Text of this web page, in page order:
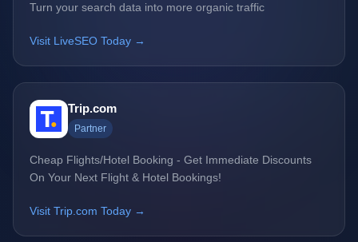
Turn your search data into more organic traffic
Visit LiveSEO Today →
Trip.com
Partner
Cheap Flights/Hotel Booking - Get Immediate Discounts
On Your Next Flight & Hotel Bookings!
Visit Trip.com Today →